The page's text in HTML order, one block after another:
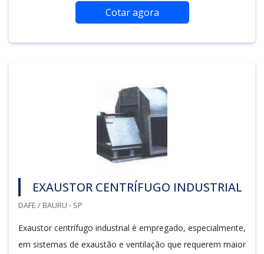
Cotar agora
EXAUSTOR CENTRÍFUGO INDUSTRIAL
DAFE / BAURU - SP
Exaustor centrífugo industrial é empregado, especialmente,
em sistemas de exaustão e ventilação que requerem maior